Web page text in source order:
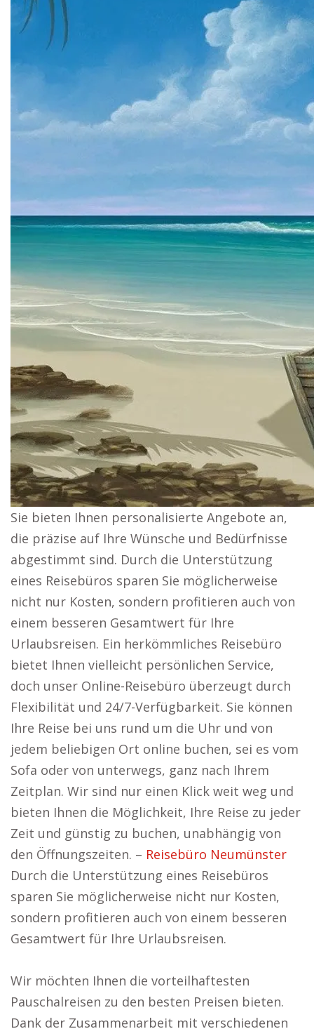
Sie bieten Ihnen personalisierte Angebote an,
die präzise auf Ihre Wünsche und Bedürfnisse
abgestimmt sind. Durch die Unterstützung
eines Reisebüros sparen Sie möglicherweise
nicht nur Kosten, sondern profitieren auch von
einem besseren Gesamtwert für Ihre
Urlaubsreisen. Ein herkömmliches Reisebüro
bietet Ihnen vielleicht persönlichen Service,
doch unser Online-Reisebüro überzeugt durch
Flexibilität und 24/7-Verfügbarkeit. Sie können
Ihre Reise bei uns rund um die Uhr und von
jedem beliebigen Ort online buchen, sei es vom
Sofa oder von unterwegs, ganz nach Ihrem
Zeitplan. Wir sind nur einen Klick weit weg und
bieten Ihnen die Möglichkeit, Ihre Reise zu jeder
Zeit und günstig zu buchen, unabhängig von
den Öffnungszeiten. – Reisebüro Neumünster
Durch die Unterstützung eines Reisebüros
sparen Sie möglicherweise nicht nur Kosten,
sondern profitieren auch von einem besseren
Gesamtwert für Ihre Urlaubsreisen.
Wir möchten Ihnen die vorteilhaftesten
Pauschalreisen zu den besten Preisen bieten.
Dank der Zusammenarbeit mit verschiedenen